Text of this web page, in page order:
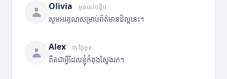
Olivia មុននេះបន្តិច
សូមអរគុណសម្រាប់ព័ត៌មានដ៏ល្អនេះ។
Alex ៣ ថ្ងៃមុន
ពិតជាអ្វីដែលខ្ញុំកំពុងស្វែងរក។